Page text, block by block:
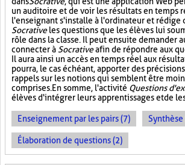
un auditoire et de voir les résultats en temps
l'enseignant s'installe à l'ordinateur et rédige
Socrativeles questions que les élèves lui
rôle dans la classe. Il peut ensuite demander
connecter à Socrativeafin de répondre aux
Il aura ainsi un accès en temps réel aux
pourra, le cas échéant, apporter des
rappels sur les notions qui semblent être
comprises. En somme, l'activité Questions
élèves d'intégrer leurs apprentissages et de
Enseignement par les pairs (7) Synthèse
Élaboration de questions (2)